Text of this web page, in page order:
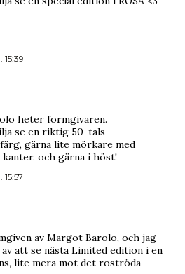
heter formgivaren.
se en riktig 50-tals
gärna lite mörkare med
och gärna i höst!
av Margot Barolo, och jag
att se nästa Limited edition i en
lite mera mot det roströda